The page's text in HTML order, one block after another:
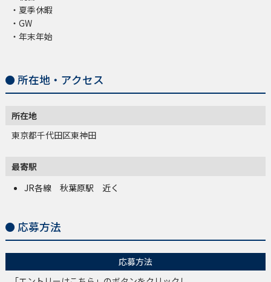
・夏季休暇
・GW
・年末年始
所在地・アクセス
所在地
東京都千代田区東神田
最寄駅
JR各線 秋葉原駅 近く
応募方法
応募方法